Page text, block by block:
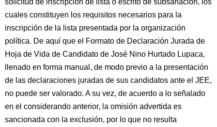
solicitud de inscripción de lista o escrito de subsanación, los
cuales constituyen los requisitos necesarios para la
inscripción de la lista presentada por la organización
política. De aquí que el Formato de Declaración Jurada de
Hoja de Vida de Candidato de José Nino Hurtado Lupaca,
llenado en forma manual, de modo previo a la presentación
de las declaraciones juradas de sus candidatos ante el JEE,
no puede ser valorado. A su vez, de acuerdo a lo señalado
en el considerando anterior, la omisión advertida es
sancionada con la exclusión, por lo que no resulta